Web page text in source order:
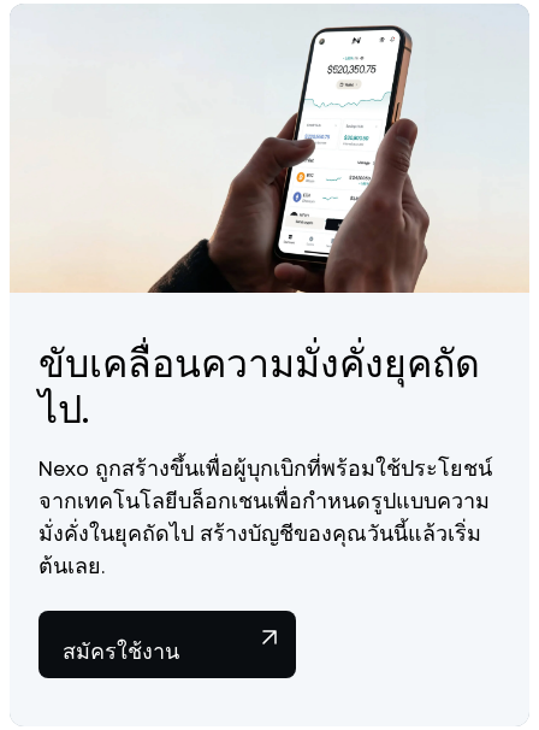
Personalized Client Care, available 24/7.
You can learn more about our fundamentals here.
your ALGO trading history and generate tax reports that align
on how to create a tax report via Koinly.
ขับเคลื่อนความมั่งคั่งยุคถัด
ไป.
Nexo ถูกสร้างขึ้นเพื่อผู้บุกเบิกที่พร้อมใช้ประโยชน์
จากเทคโนโลยีบล็อกเชนเพื่อกำหนดรูปแบบความ
มั่งคั่งในยุคถัดไป สร้างบัญชีของคุณวันนี้แล้วเริ่ม
ต้นเลย.
สมัครใช้งาน